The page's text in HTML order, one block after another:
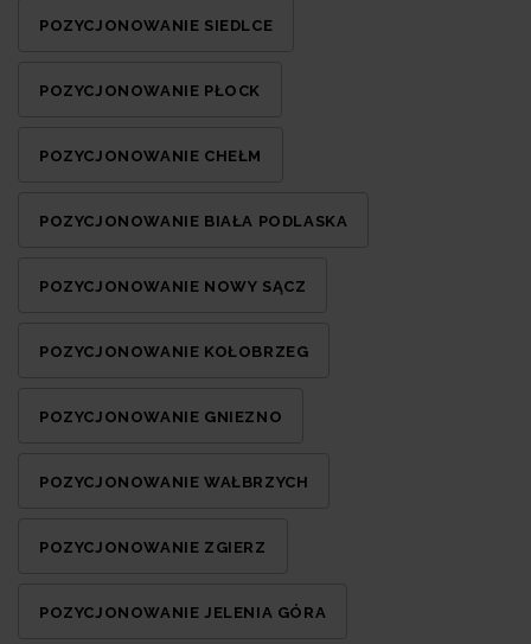
POZYCJONOWANIE SIEDLCE
POZYCJONOWANIE PŁOCK
POZYCJONOWANIE CHEŁM
POZYCJONOWANIE BIAŁA PODLASKA
POZYCJONOWANIE NOWY SĄCZ
POZYCJONOWANIE KOŁOBRZEG
POZYCJONOWANIE GNIEZNO
POZYCJONOWANIE WAŁBRZYCH
POZYCJONOWANIE ZGIERZ
POZYCJONOWANIE JELENIA GÓRA